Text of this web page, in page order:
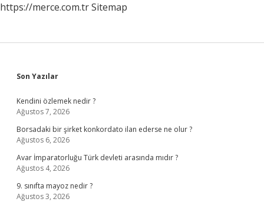
https://merce.com.trSitemap
Sidebar
Son Yazılar
Kendini özlemek nedir ?
Ağustos 7, 2026
Borsadaki bir şirket konkordato ilan ederse ne olur ?
Ağustos 6, 2026
Avar İmparatorluğu Türk devleti arasında mıdır ?
Ağustos 4, 2026
9. sınıfta mayoz nedir ?
Ağustos 3, 2026